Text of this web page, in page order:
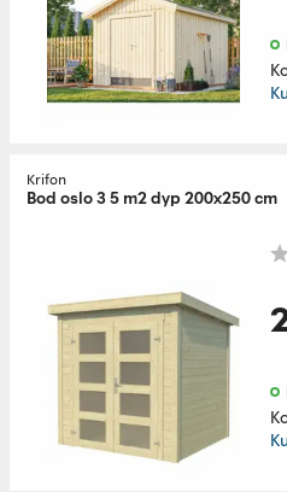
Krifon
Bod oslo 3 5 m2 dyp 200x250 cm